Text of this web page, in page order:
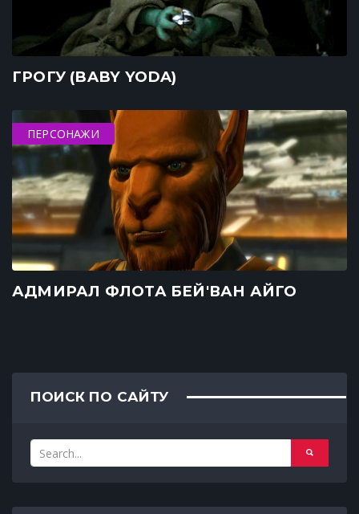
ГРОГУ (BABY YODA)
ПЕРСОНАЖИ
АДМИРАЛ ФЛОТА БЕЙ'ВАН АЙГО
ПОИСК ПО САЙТУ